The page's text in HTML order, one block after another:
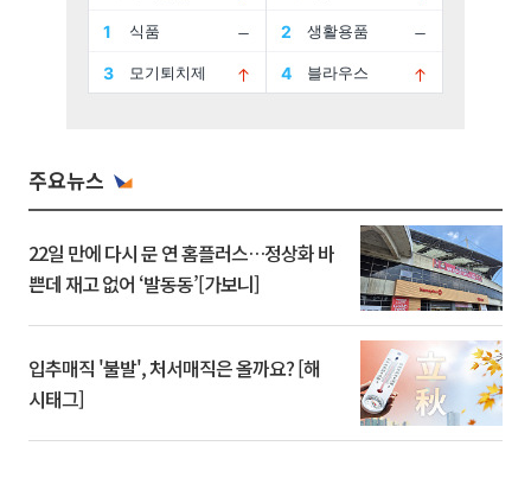
주요뉴스
22일 만에 다시 문 연 홈플러스…정상화 바
쁜데 재고 없어 ‘발동동’[가보니]
입추매직 '불발', 처서매직은 올까요? [해
시태그]